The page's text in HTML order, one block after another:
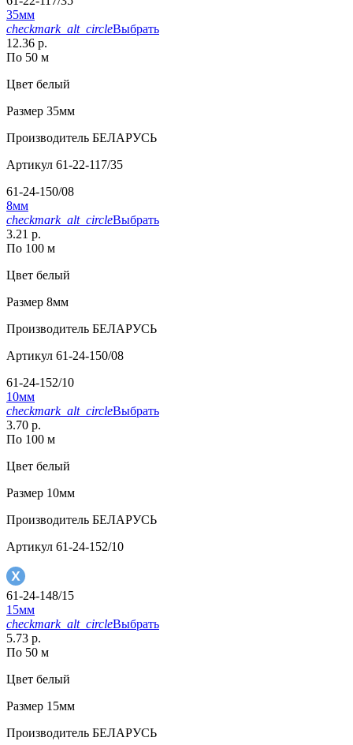
35мм
checkmark_alt_circleВыбрать
12.36 р.
По 50 м
Цвет белый
Размер 35мм
Производитель БЕЛАРУСЬ
Артикул 61-22-117/35
61-24-150/08
8мм
checkmark_alt_circleВыбрать
3.21 р.
По 100 м
Цвет белый
Размер 8мм
Производитель БЕЛАРУСЬ
Артикул 61-24-150/08
61-24-152/10
10мм
checkmark_alt_circleВыбрать
3.70 р.
По 100 м
Цвет белый
Размер 10мм
Производитель БЕЛАРУСЬ
Артикул 61-24-152/10
61-24-148/15
15мм
checkmark_alt_circleВыбрать
5.73 р.
По 50 м
Цвет белый
Размер 15мм
Производитель БЕЛАРУСЬ